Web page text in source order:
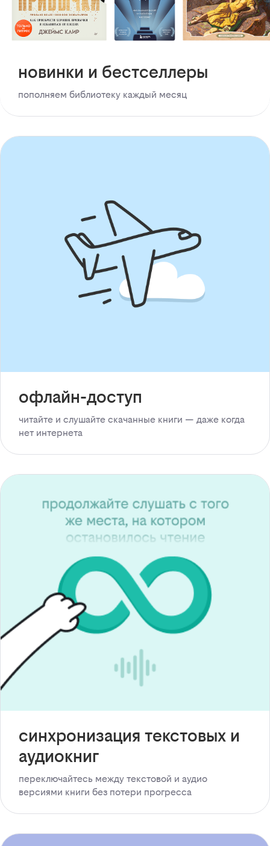
новинки и бестселлеры
пополняем библиотеку каждый месяц
офлайн-доступ
читайте и слушайте скачанные книги — даже когда
нет интернета
синхронизация текстовых и
аудиокниг
переключайтесь между текстовой и аудио
версиями книги без потери прогресса